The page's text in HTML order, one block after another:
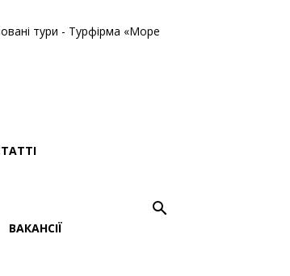
тури - Турфірма «Море
ВАКАНСІЇ